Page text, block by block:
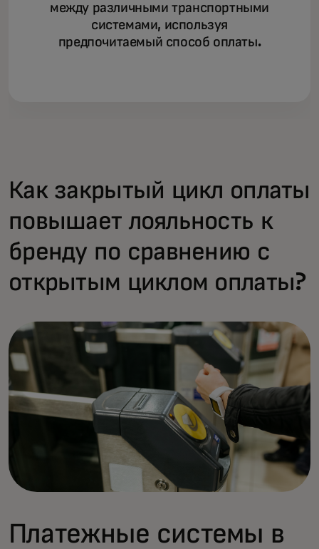
между различными транспортными
системами, используя
предпочитаемый способ оплаты.
Как закрытый цикл оплаты
повышает лояльность к
бренду по сравнению с
открытым циклом оплаты?
Платежные системы в